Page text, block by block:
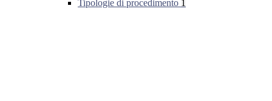
Tipologie di procedimento 1